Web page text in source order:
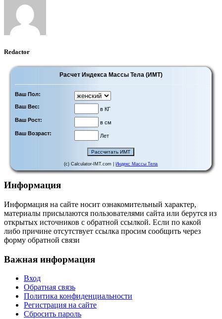
Redactor
Расчет Индекса Массы Тела (ИМТ)
Ваш Пол:
Ваш Вес:
в КГ
Ваш Рост:
в см
Ваш Возраст:
Лет
(c) Calculator-IMT.com | Индекс Массы Тела
Информация
Информация на сайте носит ознакомительный характер,
материалы присылаются пользователями сайта или берутся из
открытых источников с обратной ссылкой. Если по какой
либо причине отсутствует ссылка просим сообщить через
форму обратной связи
Важная информация
Вход
Обратная связь
Политика конфиденциальности
Регистрация на сайте
Сбросить пароль